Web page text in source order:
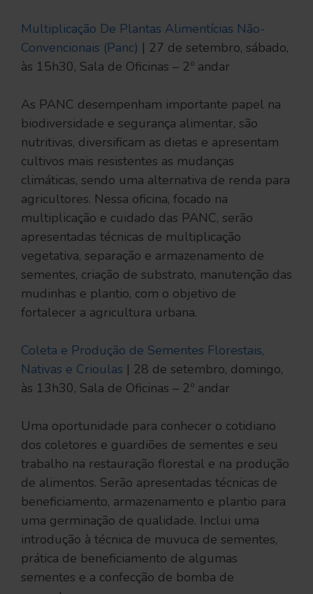
Multiplicação De Plantas Alimentícias Não-
Convencionais (Panc) | 27 de setembro, sábado,
às 15h30, Sala de Oficinas – 2º andar
As PANC desempenham importante papel na
biodiversidade e segurança alimentar, são
nutritivas, diversificam as dietas e apresentam
cultivos mais resistentes as mudanças
climáticas, sendo uma alternativa de renda para
agricultores. Nessa oficina, focado na
multiplicação e cuidado das PANC, serão
apresentadas técnicas de multiplicação
vegetativa, separação e armazenamento de
sementes, criação de substrato, manutenção das
mudinhas e plantio, com o objetivo de
fortalecer a agricultura urbana.
Coleta e Produção de Sementes Florestais,
Nativas e Crioulas | 28 de setembro, domingo,
às 13h30, Sala de Oficinas – 2º andar
Uma oportunidade para conhecer o cotidiano
dos coletores e guardiões de sementes e seu
trabalho na restauração florestal e na produção
de alimentos. Serão apresentadas técnicas de
beneficiamento, armazenamento e plantio para
uma germinação de qualidade. Inclui uma
introdução à técnica de muvuca de sementes,
prática de beneficiamento de algumas
sementes e a confecção de bomba de